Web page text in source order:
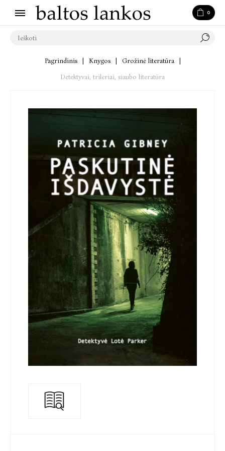
0
Pagrindinis Knygos Grožinė literatūra
Detektyvai, trileriai, siaubo literatūra